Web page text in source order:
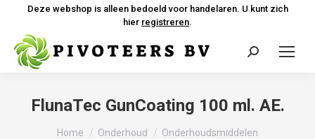
Deze webshop is alleen bedoeld voor handelaren. U kunt zich
hier registreren.
Zoeken:
FlunaTec GunCoating 100 ml. AE.
Je bent hier:Home Onderhoud
Onderhoudsmiddelen